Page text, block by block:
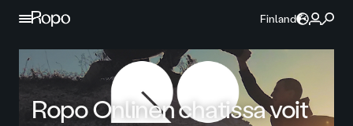
Jatka sisältöön
Finland
Ropo Onlinen chatissa voit